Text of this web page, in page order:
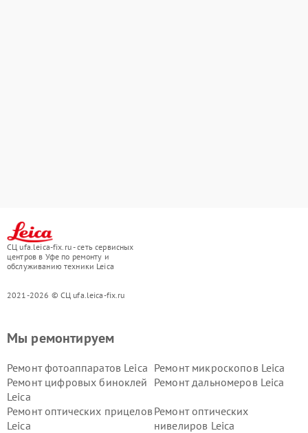
СЦ ufa.leica-fix.ru - сеть сервисных
центров в Уфе по ремонту и
обслуживанию техники Leica
2021-2026 © СЦ ufa.leica-fix.ru
Мы ремонтируем
Ремонт фотоаппаратов Leica Ремонт микроскопов Leica
Ремонт цифровых биноклей
Leica
Ремонт дальномеров Leica
Ремонт оптических прицелов
Leica
Ремонт оптических
нивелиров Leica